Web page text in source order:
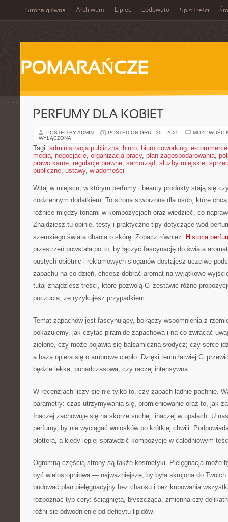
Strona główna Archiwum Lipiec Lodowato Spis Treści
POMARAŃCZE
PERFUMY DLA KOBIET
POSTED BY ADMIN POSTED ON GRU - 30 - 2025
MOŻLIWOŚĆ
WYŁĄCZONA
Tagi: administracja publiczna, biuro, biuro coworking, e-commerce
media, negocjacje, organizacja pracy, plan zagospodarowania,
prawo karne, regulacje prawne, samorząd, służby miejskie,
publiczne, ustawy, wiadomości
Witaj w miejscu, w którym perfumy i beauty produkty stają się
codziennym dodatkiem. To strona stworzona dla osób, które
różnice między tonami w kompozycjach oraz wiedzieć, co
Znajdziesz tu opinie, testy i praktyczne tipy dotyczące wód
szerokiego świata dbania o skórę. Zobacz również: Historia
przestrzeń powstała po to, by łączyć fascynację do świata
pustych obietnic i reklamowych sloganów dostajesz uczciwe
zapachu na co dzień, chcesz dobrać aromat na wyjątkowe
tutaj znajdziesz treści, które pozwolą Ci zestawić różne
poczucia, że ryzykujesz przypadkiem.
Temat zapachów jest fascynujący, bo łączy wspomnienia z
pokazujemy, jak czytać piramidę zapachową i na co zwracać
zielone, czy może pojawia się balsamiczna słodycz; czy serce
a baza opiera się o ambrowe ciepło. Dzięki temu łatwiej Ci
będzie lekka, ponadczasowa, czy raczej intensywna.
W recenzjach liczy się nie tylko to, czy zapach ładnie pachnie.
parametry: czas utrzymywania się, promieniowanie oraz to, jak
Inaczej zachowuje się na skórze suchej, inaczej w upałach. U
perfumy, by nie wyciągać wniosków po krótkiej chwili.
blottera, a kiedy lepiej sprawdzić kompozycję w całodniowym
Ogromną częścią strony są także kosmetyki. Pielęgnacja może
być wielostopniowa — najważniejsze, by była skrojona do
budować plan pielęgnacyjny bez chaosu i bez kupowania
rozpoznać typ cery: ściągnięta, błyszcząca, zmienna czy
różni się odwodnienie od deficytu lipidów.